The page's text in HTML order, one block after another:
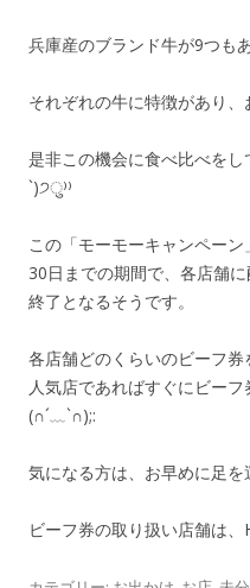
兵庫産のブランド牛が9つも
それぞれの牛に特徴があり
是非この機会に食べ比べを
`)੭ु⁾⁾
この「モーモーキャンペー
30日までの期間で、各店舗
終了となるそうです。
各店舗どのくらいのビーフ券
人気店であればすぐにビー
(∩´﹏`∩);:
気になる方は、お早めに足
ビーフ券の取り扱い店舗は